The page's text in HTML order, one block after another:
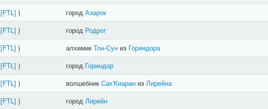
[FTL] ) город Азарок
[FTL] ) город Родрог
[FTL] ) алхимик Тон-Суниз Гориндора
[FTL] ) город Гориндор
[FTL] ) волшебник Сах'Киараниз Лирейна
[FTL] ) город Лирейн